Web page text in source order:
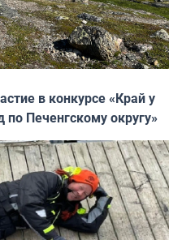
в конкурсе «Край у
Печенгскому округу»